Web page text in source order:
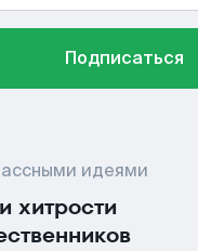
Подписаться
идеями
хитрости